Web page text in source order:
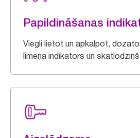
Papildināšanas
Viegli lietot un apkalpot,
līmeņa indikators un skatlodziņš